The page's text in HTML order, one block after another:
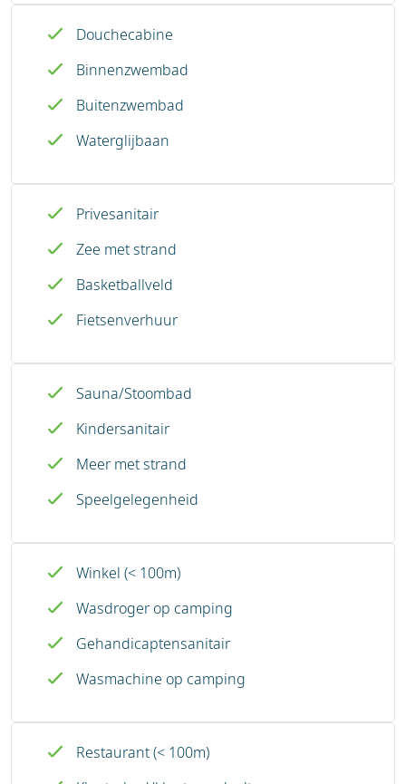
Douchecabine
Binnenzwembad
Buitenzwembad
Waterglijbaan
Privesanitair
Zee met strand
Basketballveld
Fietsenverhuur
Sauna/Stoombad
Kindersanitair
Meer met strand
Speelgelegenheid
Winkel (< 100m)
Wasdroger op camping
Gehandicaptensanitair
Wasmachine op camping
Restaurant (< 100m)